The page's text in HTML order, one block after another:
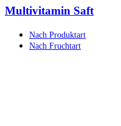
Multivitamin Saft
Nach Produktart
Nach Fruchtart